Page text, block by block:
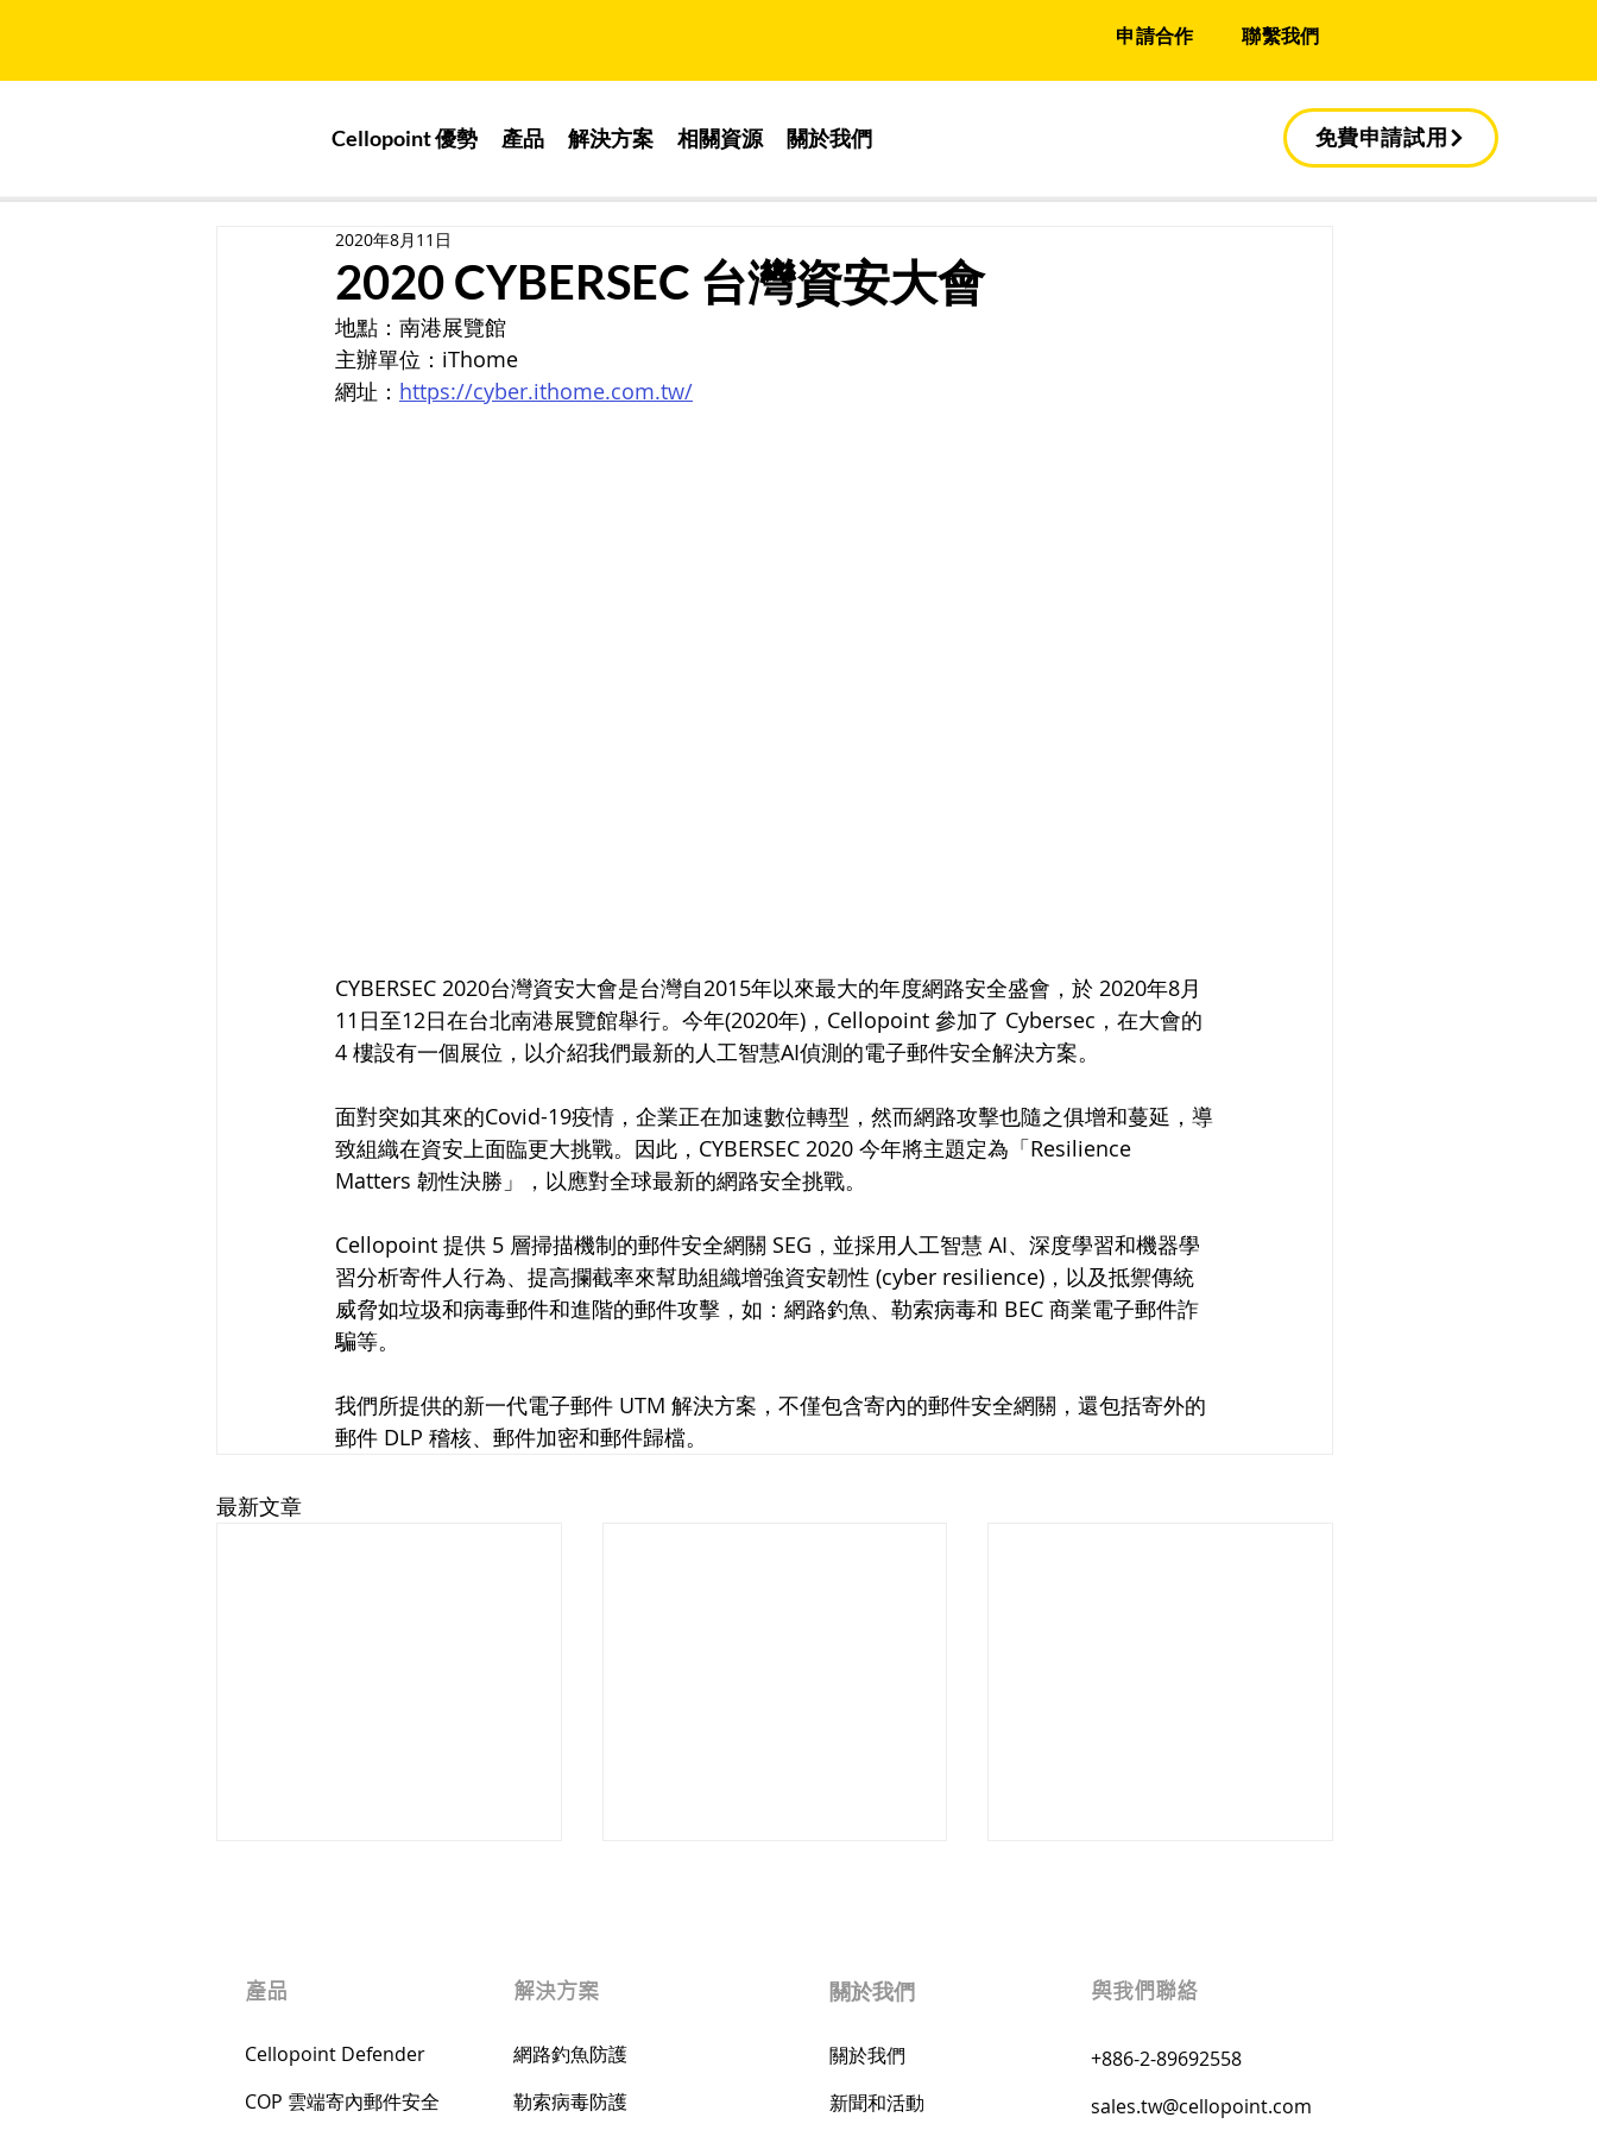
申請合作 聯繫我們
Cellopoint 優勢 產品 解決方案 相關資源 關於我們 免費申請試用
2020 CYBERSEC 台灣資安大會
2020年8月11日
地點：南港展覽館
主辦單位：iThome
網址： https://cyber.ithome.com.tw/
CYBERSEC 2020台灣資安大會是台灣自2015年以來最大的年度網路安全盛會，於 2020年8月
11日至12日在台北南港展覽館舉行。今年(2020年)，Cellopoint 參加了 Cybersec，在大會的
4 樓設有一個展位，以介紹我們最新的人工智慧AI偵測的電子郵件安全解決方案。
面對突如其來的Covid-19疫情，企業正在加速數位轉型，然而網路攻擊也隨之俱增和蔓延，導
致組織在資安上面臨更大挑戰。因此，CYBERSEC 2020 今年將主題定為「Resilience
Matters 韌性決勝」，以應對全球最新的網路安全挑戰。
Cellopoint 提供 5 層掃描機制的郵件安全網關 SEG，並採用人工智慧 AI、深度學習和機器學
習分析寄件人行為、提高攔截率來幫助組織增強資安韌性 (cyber resilience)，以及抵禦傳統
威脅如垃圾和病毒郵件和進階的郵件攻擊，如：網路釣魚、勒索病毒和 BEC 商業電子郵件詐
騙等。
我們所提供的新一代電子郵件 UTM 解決方案，不僅包含寄內的郵件安全網關，還包括寄外的
郵件 DLP 稽核、郵件加密和郵件歸檔。
最新文章
CYBERSEC 2023 臺灣資安大
會－會後報導
2021 CYBERSEC 台灣資安大
產品
Cellopoint Defender
COP 雲端寄內郵件安全
解決方案
網路釣魚防護
勒索病毒防護
關於我們
關於我們
新聞和活動
與我們聯絡
+886-2-89692558
sales.tw@cellopoint.com